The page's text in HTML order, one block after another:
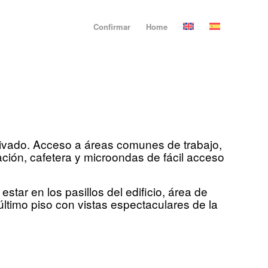
Confirmar Home
Acceso a áreas comunes de trabajo,
cafetera y microondas de fácil acceso
en los pasillos del edificio, área de
piso con vistas espectaculares de la